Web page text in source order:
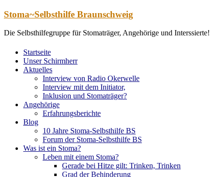
Zum
springen
Stoma~Selbsthilfe Braunschweig
Die Selbsthilfegruppe für Stomaträger, Angehörige und Interssierte!
Startseite
Unser Schirmherr
Aktuelles
Interview von Radio Okerwelle
Interview mit dem Initiator,
Inklusion und Stomaträger?
Angehörige
Erfahrungsberichte
Blog
10 Jahre Stoma-Selbsthilfe BS
Forum der Stoma-Selbsthilfe BS
Was ist ein Stoma?
Leben mit einem Stoma?
Gerade bei Hitze gilt: Trinken, Trinken
Grad der Behinderung